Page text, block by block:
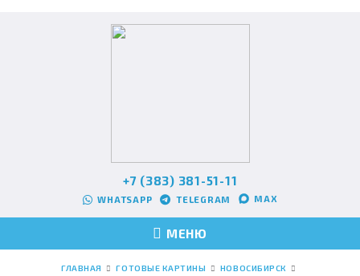
+7 (383) 381-51-11
WHATSAPP TELEGRAM MAX
МЕНЮ
ГЛАВНАЯ ГОТОВЫЕ КАРТИНЫ НОВОСИБИРСК